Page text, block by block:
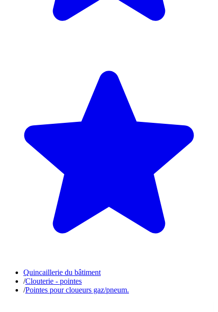
Quincaillerie du bâtiment
/Clouterie - pointes
/Pointes pour cloueurs gaz/pneum.